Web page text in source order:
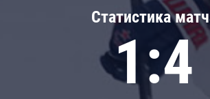
Статистика
1:4